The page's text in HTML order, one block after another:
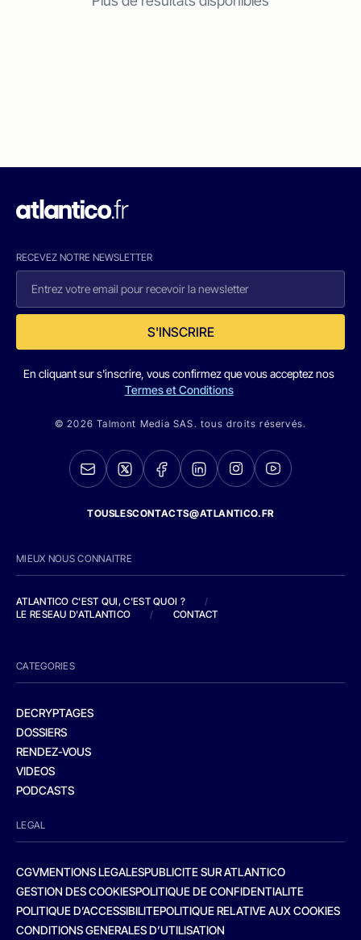
RECEVEZ NOTRE NEWSLETTER
S'INSCRIRE
En cliquant sur s'inscrire, vous confirmez que vous acceptez nos
Termes et Conditions
© 2026 Talmont Media SAS. tous droits réservés.
TOUSLESCONTACTS@ATLANTICO.FR
MIEUX NOUS CONNAITRE
ATLANTICO C'EST QUI, C'EST QUOI ?
/
LE RESEAU D'ATLANTICO
/ CONTACT
CATEGORIES
DECRYPTAGES
DOSSIERS
RENDEZ-VOUS
VIDEOS
PODCASTS
LEGAL
CGVMENTIONS LEGALESPUBLICITE SUR ATLANTICO
GESTION DES COOKIESPOLITIQUE DE CONFIDENTIALITE
POLITIQUE D’ACCESSIBILITEPOLITIQUE RELATIVE AUX COOKIES
CONDITIONS GENERALES D’UTILISATION